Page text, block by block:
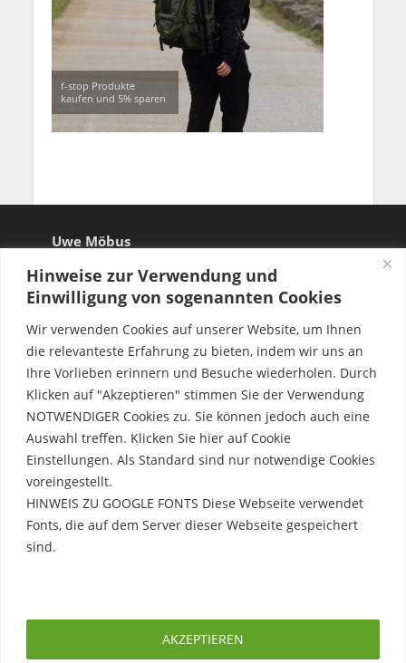
Hinweise zur Verwendung und
Einwilligung von sogenannten Cookies
Wir verwenden Cookies auf unserer Website, um Ihnen
die relevanteste Erfahrung zu bieten, indem wir uns an
Ihre Vorlieben erinnern und Besuche wiederholen. Durch
Klicken auf "Akzeptieren" stimmen Sie der Verwendung
NOTWENDIGER Cookies zu. Sie können jedoch auch eine
Auswahl treffen. Klicken Sie hier auf Cookie
Einstellungen. Als Standard sind nur notwendige Cookies
voreingestellt.
HINWEIS ZU GOOGLE FONTS Diese Webseite verwendet
Fonts, die auf dem Server dieser Webseite gespeichert
sind.
AKZEPTIEREN
f-stop Produkte
kaufen und 5% sparen
Uwe Möbus
Impressum
Datenschutzerklärung